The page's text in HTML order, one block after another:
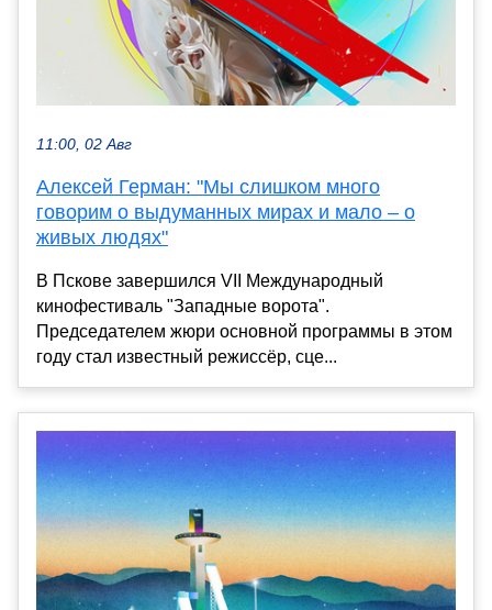
11:00, 02 Авг
Алексей Герман: "Мы слишком много
говорим о выдуманных мирах и мало – о
живых людях"
В Пскове завершился VII Международный
кинофестиваль "Западные ворота".
Председателем жюри основной программы в этом
году стал известный режиссёр, сце...